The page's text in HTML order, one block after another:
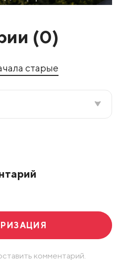
(0)
старые
комментарий.